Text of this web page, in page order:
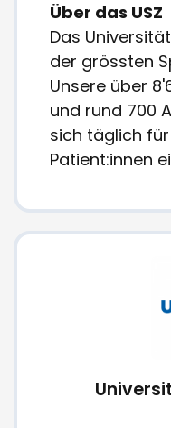
Über das USZ
Das
der grössten
Unsere über
und rund 700
sich täglich
Patient:innen